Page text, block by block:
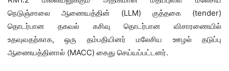
நெடுஞ்சாலை ஆணையத்தின் (LLM) குத்தகை (tender)
தொடர்பான தகவல் கசிவு தொடர்பான விசாரணையில்
உதவுவதற்காக, ஒரு தம்பதியினர் மலேசிய ஊழல் தடுப்பு
ஆணையத்தினால் (MACC) கைது செய்யப்பட்டனர்.